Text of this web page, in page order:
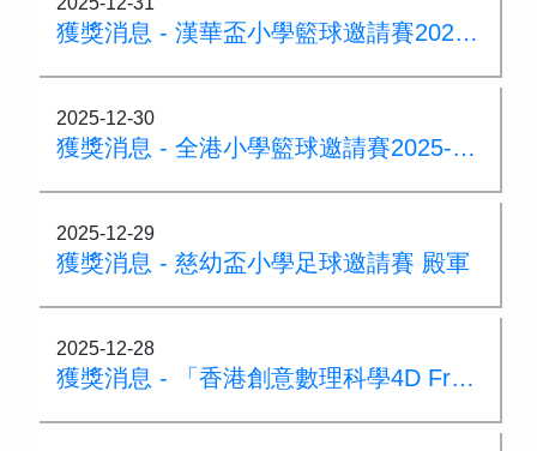
獲獎消息 - 漢華盃小學籃球邀請賽2025-2026暨漢華80大灣區三人籃球邀請賽
2025-12-30
獲獎消息 - 全港小學籃球邀請賽2025-2026盾賽 亞軍
2025-12-29
獲獎消息 - 慈幼盃小學足球邀請賽 殿軍
2025-12-28
獲獎消息 - 「香港創意數理科學4D Frame 比賽」高小組金獎